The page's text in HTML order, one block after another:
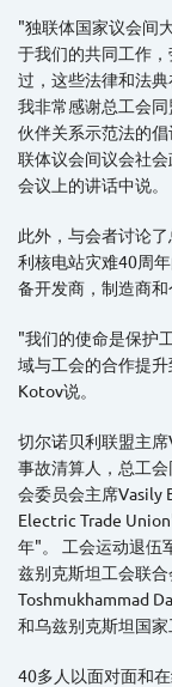
"独联体国家议会间
于我们的共同工作
过，这些法律和法典
我非常感谢总工会
伙伴关系示范法的
联体议会间议会社
会议上的讲话中说。
此外，与会者讨论
利核电站灾难40周
备开发商，制造商和
"我们的使命是保护
域与工会的合作提
Kotov说。
切尔诺贝利联盟主
事故清算人，总工
会委员会主席Vasily
Electric Trade
年"。 工会运动退伍
兹别克斯坦工会联
Toshmukhammad
和乌兹别克斯坦国家
40多人以面对面和